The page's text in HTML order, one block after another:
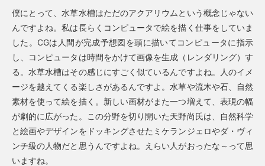
僕にとって、水草水槽はただのアクアリウムという概念じゃない
んですよね。私は長らくコンピュータで絵を描く仕事をしていま
した。CGは人間が完成予想図を頭に描いてコンピュータに指示
し、コンピュータは時間をかけて画像を生成（レンダリング）す
る。水草水槽はその感じにすごく似ているんですよね。人のイメ
ージを越えてくる楽しさがあるんですよ。水草や流木や石、自然
素材を使って絵を描く。新しい画材がまた一つ増えて、表現の幅
が劇的に広がった。この分野を切り開いた天野尚氏は、自然科学
と絵画やデザインをドッキングさせたミケランジェロやダ・ヴィ
ンチ級の人物だと思うんですよね。えらい人がおったな～って思
いますね。